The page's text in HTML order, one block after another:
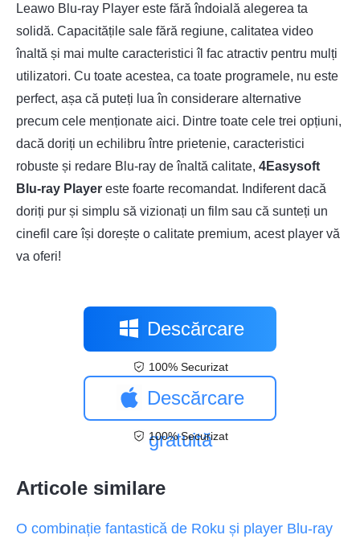
Leawo Blu-ray Player este fără îndoială alegerea ta
solidă. Capacitățile sale fără regiune, calitatea video
înaltă și mai multe caracteristici îl fac atractiv pentru mulți
utilizatori. Cu toate acestea, ca toate programele, nu este
perfect, așa că puteți lua în considerare alternative
precum cele menționate aici. Dintre toate cele trei opțiuni,
dacă doriți un echilibru între prietenie, caracteristici
robuste și redare Blu-ray de înaltă calitate, 4Easysoft
Blu-ray Player este foarte recomandat. Indiferent dacă
doriți pur și simplu să vizionați un film sau că sunteți un
cinefil care își dorește o calitate premium, acest player vă
va oferi!
Descărcare
gratuită
100% Securizat
Descărcare
gratuită
100% Securizat
Articole similare
O combinație fantastică de Roku și player Blu-ray